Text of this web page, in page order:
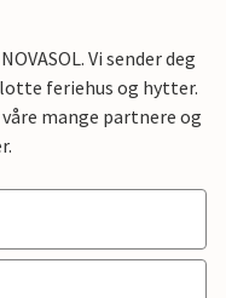
Vi sender deg
feriehus og hytter.
mange partnere og